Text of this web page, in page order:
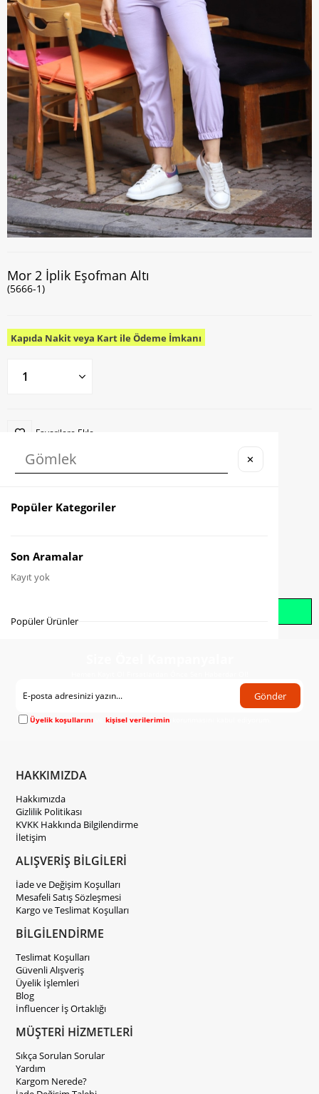
Mor 2 İplik Eşofman Altı
(5666-1)
Kapıda Nakit veya Kart ile Ödeme İmkanı
Favorilere Ekle
Karşılaştır
Gelince Haber Ver
Gönder
Üyelik koşullarını vekişisel verilerimin
HAKKIMIZDA
Hakkımızda
Gizlilik Politikası
KVKK Hakkında Bilgilendirme
İletişim
ALIŞVERİŞ BİLGİLERİ
İade ve Değişim Koşulları
Mesafeli Satış Sözleşmesi
Kargo ve Teslimat Koşulları
BİLGİLENDİRME
Teslimat Koşulları
Güvenli Alışveriş
Üyelik İşlemleri
Blog
İnfluencer İş Ortaklığı
MÜŞTERİ HİZMETLERİ
Sıkça Sorulan Sorular
Yardım
Kargom Nerede?
✕
Popüler Kategoriler
Son Aramalar
Kayıt yok
Popüler Ürünler